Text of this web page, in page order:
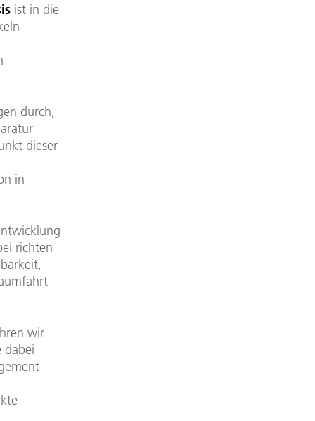
ist in die
durch,
dieser
in
richten
wir
dabei